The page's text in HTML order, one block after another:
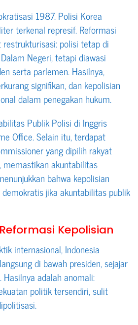
1987. Polisi Korea
terkenal represif. Reformasi
polisi tetap di
Negeri, tetapi diawasi
serta parlemen. Hasilnya,
signifikan, dan kepolisian
dalam penegakan hukum.
Publik Polisi di Inggris
Office. Selain itu, terdapat
yang dipilih rakyat
memastikan akuntabilitas
bahwa kepolisian
jika akuntabilitas publik
Kepolisian
internasional, Indonesia
di bawah presiden, sejajar
adalah anomali:
politik tersendiri, sulit